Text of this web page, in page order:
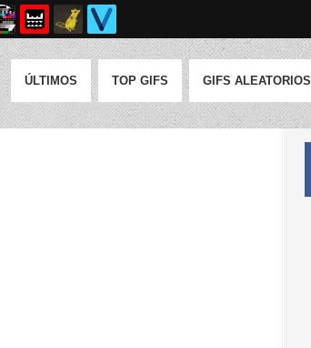
ÚLTIMOS TOP GIFS GIFS ALEATORIOS